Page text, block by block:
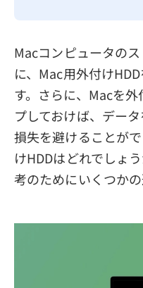
Macコンピュータの
に、Mac用外付け
す。さらに、Macを
プしておけば、デー
損失を避けることが
けHDDはどれでしょ
考のためにいくつか